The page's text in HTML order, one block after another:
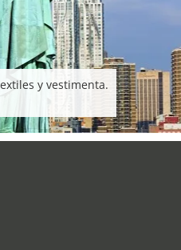
y vestimenta.